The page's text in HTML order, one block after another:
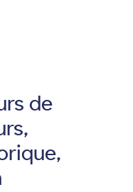
de